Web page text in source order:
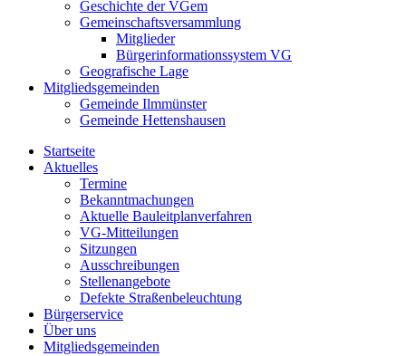
Geschichte der VGem
Gemeinschaftsversammlung
Mitglieder
Bürgerinformationssystem VG
Geografische Lage
Mitgliedsgemeinden
Gemeinde Ilmmünster
Gemeinde Hettenshausen
Startseite
Aktuelles
Termine
Bekanntmachungen
Aktuelle Bauleitplanverfahren
VG-Mitteilungen
Sitzungen
Ausschreibungen
Stellenangebote
Defekte Straßenbeleuchtung
Bürgerservice
Über uns
Mitgliedsgemeinden